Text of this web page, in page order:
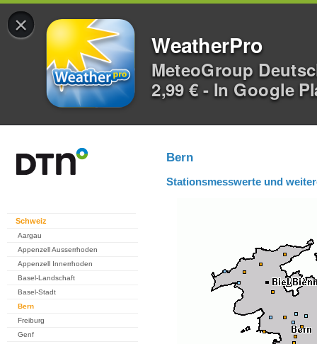
×
WeatherPro
MeteoGroup
2,99 € - In Google
Schweiz
Aargau
Appenzell Ausserrhoden
Appenzell Innerrhoden
Basel-Landschaft
Basel-Stadt
Bern
Freiburg
Genf
Bern
Stationsmesswerte und